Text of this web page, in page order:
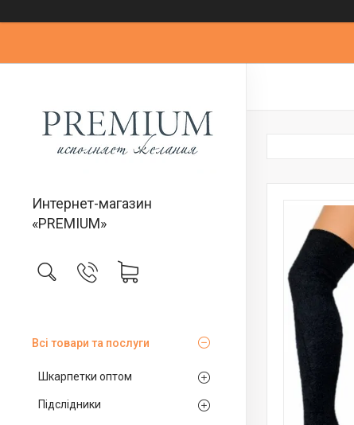
Интернет-магазин
«PREMIUM»
Всі товари та послуги
Шкарпетки оптом
Підслідники